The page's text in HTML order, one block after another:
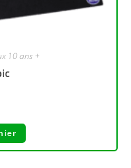
10 ans +